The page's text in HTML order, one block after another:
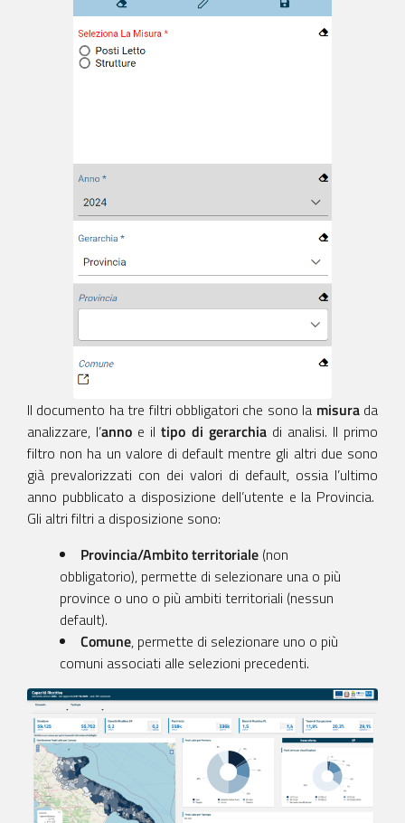
Il documento ha tre filtri obbligatori che sono la misura da
analizzare, l’anno e iltipo di gerarchiadi analisi. Il primo
filtro non ha un valore di default mentre gli altri due sono
già prevalorizzati con dei valori di default, ossia l’ultimo
anno pubblicato a disposizione dell’utente e la Provincia.
Gli altri filtri a disposizione sono:
Provincia/Ambito territoriale (non
obbligatorio), permette di selezionare una o più
province o uno o più ambiti territoriali (nessun
default).
Comune, permette di selezionare uno o più
comuni associati alle selezioni precedenti.